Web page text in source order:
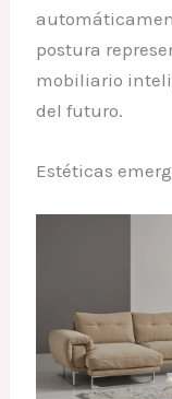
postura
mobiliario
del futuro.
Estéticas